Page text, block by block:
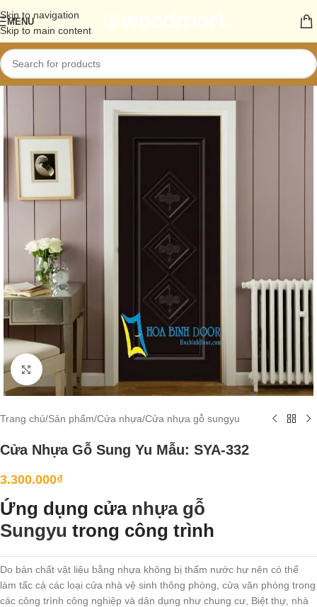
Skip to navigation
Skip to main content
MENU
Click to enlarge
Trang chủ/Sản phẩm/Cửa nhựa/Cửa nhựa gỗ sungyu
Cửa Nhựa Gỗ Sung Yu Mẫu: SYA-332
3.300.000₫
Ứng dụng cửa nhựa gỗ
Sungyu trong công trình
Do bản chất vật liệu bằng nhựa không bị thấm nước hư nên có thể
làm tấc cả các loại cửa nhà vệ sinh thông phòng, cửa văn phòng trong
các công trình công nghiệp và dân dụng như chung cư, Biệt thự, nhà